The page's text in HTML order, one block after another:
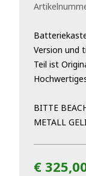
Version und
Teil ist
BITTE
METALL
€